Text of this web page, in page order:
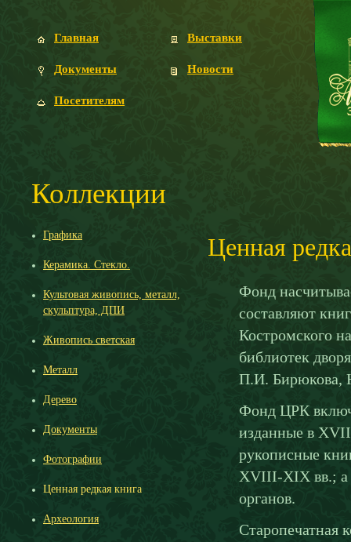
Главная
Документы
Посетителям
Выставки
Новости
Коллекции
Графика
Керамика. Стекло.
Культовая живопись, металл,
скульптура, ДПИ
Живопись светская
Металл
Дерево
Документы
Фотографии
Ценная редкая книга
Археология
Ценная
Фонд
составляют
Костромского
библиотек
П.И. Бирюкова,
Фонд ЦРК
изданные в
рукописные
XVIII-XIX вв.; а
органов.
Старопечатная